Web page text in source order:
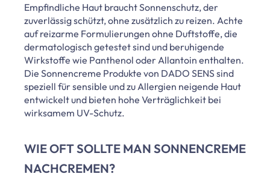
Empfindliche Haut braucht Sonnenschutz, der
zuverlässig schützt, ohne zusätzlich zu reizen. Achte
auf reizarme Formulierungen ohne Duftstoffe, die
dermatologisch getestet sind und beruhigende
Wirkstoffe wie Panthenol oder Allantoin enthalten.
Die Sonnencreme Produkte von DADO SENS sind
speziell für sensible und zu Allergien neigende Haut
entwickelt und bieten hohe Verträglichkeit bei
wirksamem UV-Schutz.
WIE OFT SOLLTE MAN SONNENCREME
NACHCREMEN?